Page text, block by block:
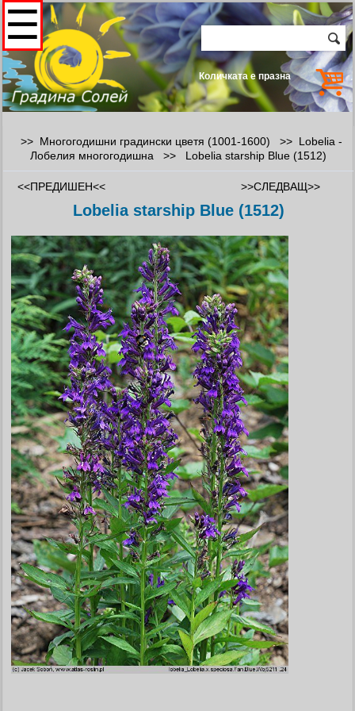
Количката е празна
☰
>> Многогодишни градински цветя (1001-1600) >> Lobelia -
Лобелия многогодишна
>> Lobelia starship Blue (1512)
<<ПРЕДИШЕН<< >>СЛЕДВАЩ>>
Lobelia starship Blue (1512)